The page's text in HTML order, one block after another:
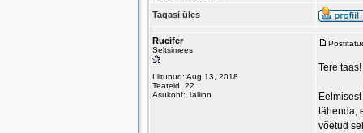
Tagasi üles
Rucifer
Seltsimees
Liitunud: Aug 13, 2018
Teateid: 22
Asukoht: Tallinn
Tere taas!
tähenda,
võetud